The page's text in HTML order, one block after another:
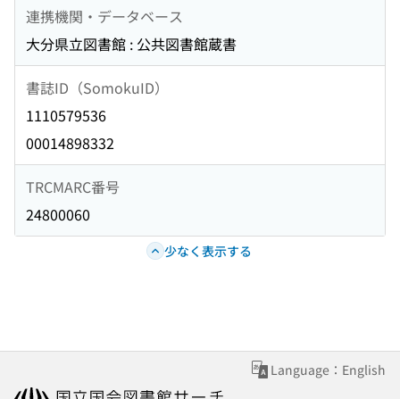
連携機関・データベース
大分県立図書館 : 公共図書館蔵書
書誌ID（SomokuID）
1110579536
00014898332
TRCMARC番号
24800060
少なく表示する
Language：English